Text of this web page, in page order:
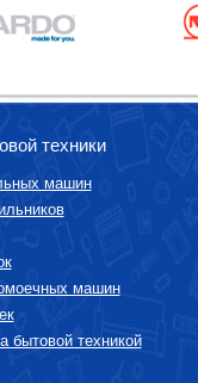
техники
машин
машин
бытовой техникой